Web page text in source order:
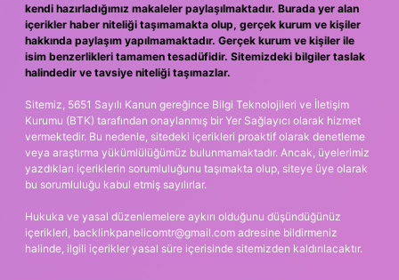
kendi hazırladığımız makaleler paylaşılmaktadır. Burada yer alan
içerikler haber niteliği taşımamakta olup, gerçek kurum ve kişiler
hakkında paylaşım yapılmamaktadır. Gerçek kurum ve kişiler ile
isim benzerlikleri tamamen tesadüfidir. Sitemizdeki bilgiler taslak
halindedir ve tavsiye niteliği taşımazlar.
Sitemiz, 5651 Sayılı Kanun gereğince Bilgi Teknolojileri ve İletişim
Kurumu (BTK) tarafından onaylanmış bir Yer Sağlayıcı olarak hizmet
vermektedir. Bu nedenle, sitedeki içerikleri proaktif olarak denetleme
veya araştırma yükümlülüğümüz bulunmamaktadır. Ancak, üyelerimiz
yazdıkları içeriklerin sorumluluğunu taşımakta olup, siteye üye olarak
bu sorumluluğu kabul etmiş sayılırlar.
Hukuka ve yasal düzenlemelere aykırı olduğunu düşündüğünüz
içerikleri, backlinkpanelicomtr@gmail.com adresine bildirmeniz
halinde, ilgili içerikler yasal süre içerisinde sitemizden kaldırılacaktır.